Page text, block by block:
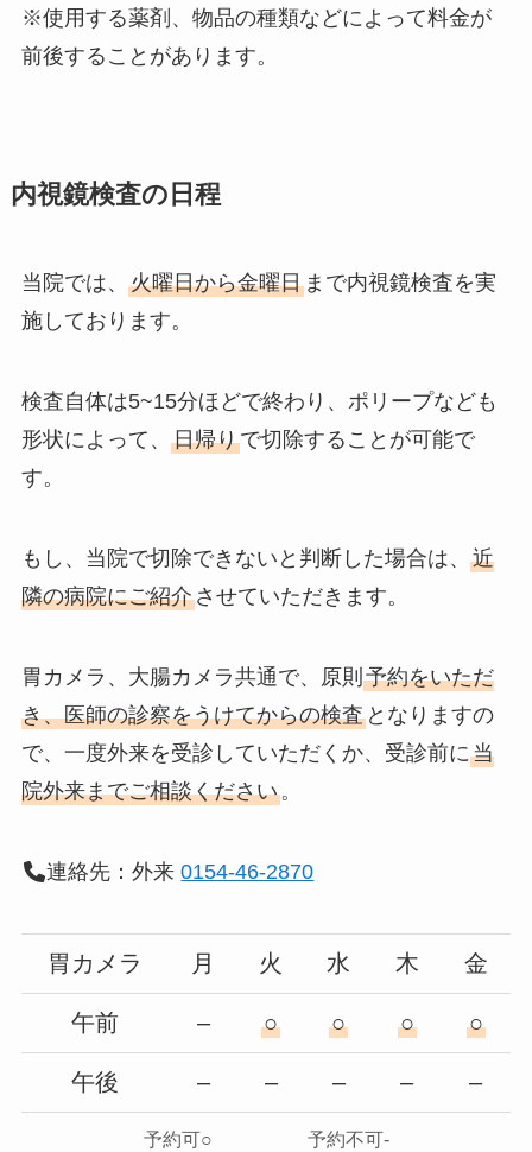
※使用する薬剤、物品の種類などによって料金が
前後することがあります。
内視鏡検査の日程
当院では、 火曜日から金曜日まで内視鏡検査を実
施しております。
検査自体は5~15分ほどで終わり、ポリープなども
形状によって、 日帰りで切除することが可能で
す。
もし、当院で切除できないと判断した場合は、 近
隣の病院にご紹介させていただきます。
胃カメラ、大腸カメラ共通で、原則 予約をいただ
き、医師の診察をうけてからの検査となりますの
で、一度外来を受診していただくか、受診前に当
院外来までご相談ください。
連絡先：外来0154-46-2870
胃カメラ 月 火 水 木 金
午前 – ○ ○ ○ ○
午後 – – – – –
予約可○ 予約不可-